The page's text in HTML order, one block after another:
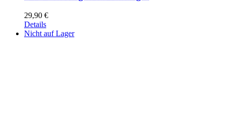
29,90 €
Details
Nicht auf Lager